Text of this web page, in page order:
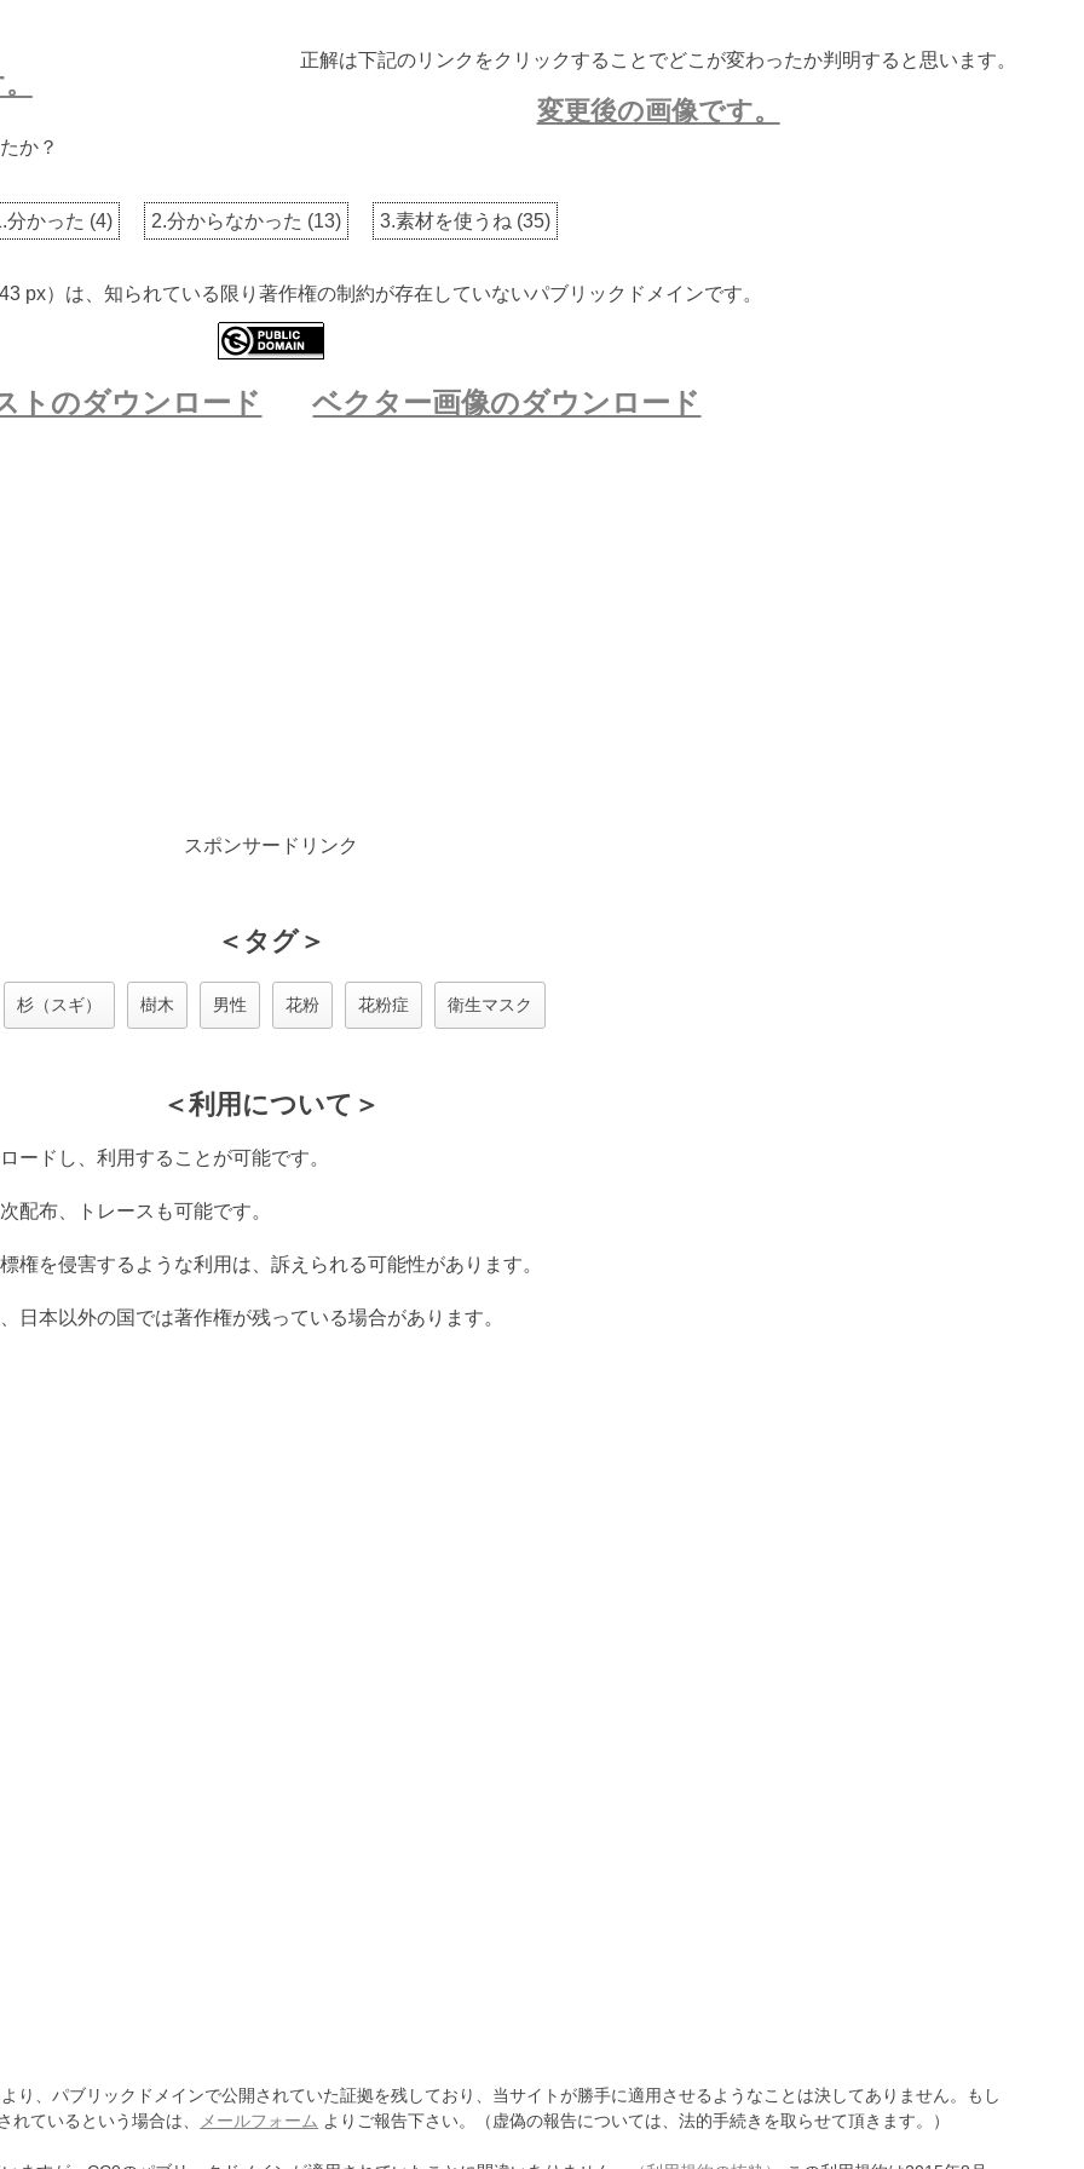
正解は下記のリンクをクリックすることでどこが変わったか判明すると思います。
変更後の画像です。
か？
分かった (4) 2.分からなかった (13) 3.素材を使うね (35)
px）は、知られている限り著作権の制約が存在していないパブリックドメインです。
トのダウンロード ベクター画像のダウンロード
スポンサードリンク
＜タグ＞
杉（スギ） 樹木 男性 花粉 花粉症 衛生マスク
＜利用について＞
ードし、利用することが可能です。
配布、トレースも可能です。
権を侵害するような利用は、訴えられる可能性があります。
日本以外の国では著作権が残っている場合があります。
り、パブリックドメインで公開されていた証拠を残しており、当サイトが勝手に適用させるようなことは決してありません。もし
ているという場合は、
メールフォーム よりご報告下さい。（虚偽の報告については、法的手続きを取らせて頂きます。）